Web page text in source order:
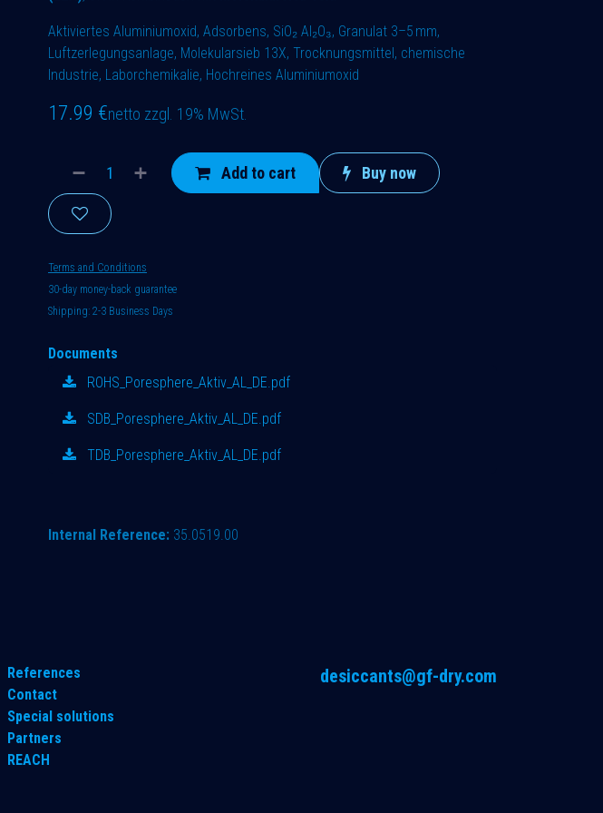
Aktiviertes Aluminiumoxid, Adsorbens, SiO₂ Al₂O₃, Granulat 3–5 mm,
Luftzerlegungsanlage, Molekularsieb 13X, Trocknungsmittel, chemische
Industrie, Laborchemikalie, Hochreines Aluminiumoxid
17.99 €netto zzgl. 19% MwSt.
Add to cart Buy now
Terms and Conditions
30-day money-back guarantee
Shipping: 2-3 Business Days
Documents
ROHS_Poresphere_Aktiv_AL_DE.pdf
SDB_Poresphere_Aktiv_AL_DE.pdf
TDB_Poresphere_Aktiv_AL_DE.pdf
Internal Reference: 35.0519.00
References
Contact
Special solutions
Partners
REACH
desiccants@gf-dry.com